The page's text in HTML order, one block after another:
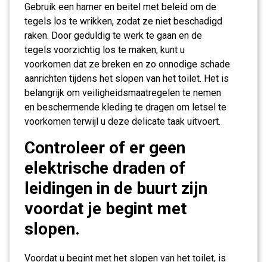
Gebruik een hamer en beitel met beleid om de
tegels los te wrikken, zodat ze niet beschadigd
raken. Door geduldig te werk te gaan en de
tegels voorzichtig los te maken, kunt u
voorkomen dat ze breken en zo onnodige schade
aanrichten tijdens het slopen van het toilet. Het is
belangrijk om veiligheidsmaatregelen te nemen
en beschermende kleding te dragen om letsel te
voorkomen terwijl u deze delicate taak uitvoert.
Controleer of er geen
elektrische draden of
leidingen in de buurt zijn
voordat je begint met
slopen.
Voordat u begint met het slopen van het toilet, is